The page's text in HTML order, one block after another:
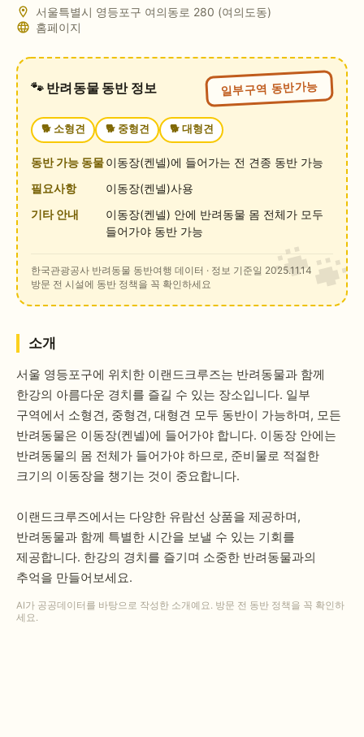
서울특별시 영등포구 여의동로 280 (여의도동)
홈페이지
🐾 반려동물 동반 정보 일부구역 동반가능
🐕 소형견 🐕 중형견 🐕 대형견
동반 가능 동물이동장(켄넬)에 들어가는 전 견종 동반 가능
필요사항
이동장(켄넬)사용
기타 안내
이동장(켄넬) 안에 반려동물 몸 전체가 모두
들어가야 동반 가능
한국관광공사 반려동물 동반여행 데이터 · 정보 기준일 2025.11.14
방문 전 시설에 동반 정책을 꼭 확인하세요
소개
서울 영등포구에 위치한 이랜드크루즈는 반려동물과 함께
한강의 아름다운 경치를 즐길 수 있는 장소입니다. 일부
구역에서 소형견, 중형견, 대형견 모두 동반이 가능하며, 모든
반려동물은 이동장(켄넬)에 들어가야 합니다. 이동장 안에는
반려동물의 몸 전체가 들어가야 하므로, 준비물로 적절한
크기의 이동장을 챙기는 것이 중요합니다.
이랜드크루즈에서는 다양한 유람선 상품을 제공하며,
반려동물과 함께 특별한 시간을 보낼 수 있는 기회를
제공합니다. 한강의 경치를 즐기며 소중한 반려동물과의
추억을 만들어보세요.
AI가 공공데이터를 바탕으로 작성한 소개예요. 방문 전 동반 정책을 꼭 확인하
세요.